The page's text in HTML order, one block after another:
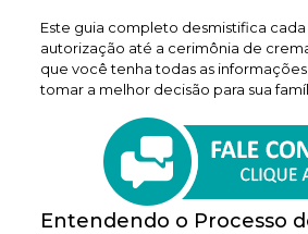
Este guia completo desmistifica
autorização até a cerimônia de
que você tenha todas as
tomar a melhor decisão para sua
Entendendo o Processo